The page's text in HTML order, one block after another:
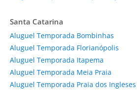
Santa Catarina
Aluguel Temporada Bombinhas
Aluguel Temporada Florianópolis
Aluguel Temporada Itapema
Aluguel Temporada Meia Praia
Aluguel Temporada Praia dos Ingleses